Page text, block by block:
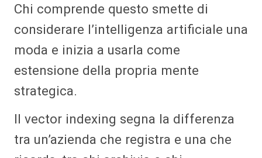
Chi comprende questo smette di
considerare l’intelligenza artificiale una
moda e inizia a usarla come
estensione della propria mente
strategica.
Il vector indexing segna la differenza
tra un’azienda che registra e una che